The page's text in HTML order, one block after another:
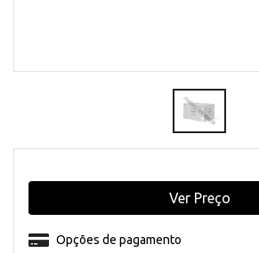
Opções de pagamento
Ver Preço